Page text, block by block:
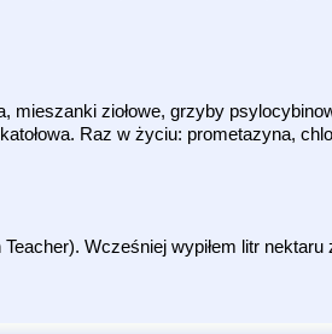
ziołowe, grzyby
Raz w życiu: prometazyna,
Wcześniej wypiłem litr